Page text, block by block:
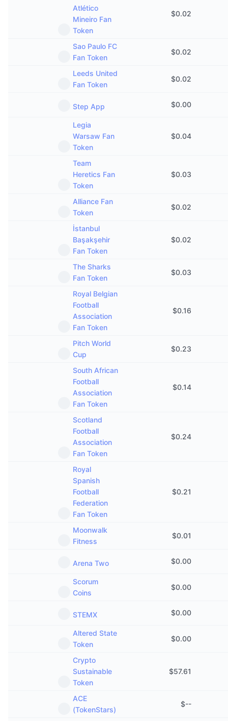
Atlético
Mineiro Fan
Token
$0.02
Sao Paulo FC
Fan Token
$0.02
Leeds United
Fan Token
$0.02
Step App $0.00
Legia
Warsaw Fan
Token
$0.04
Team
Heretics Fan
Token
$0.03
Alliance Fan
Token
$0.02
İstanbul
Başakşehir
Fan Token
$0.02
The Sharks
Fan Token
$0.03
Royal Belgian
Football
Association
Fan Token
$0.16
Pitch World
Cup
$0.23
South African
Football
Association
Fan Token
$0.14
Scotland
Football
Association
Fan Token
$0.24
Royal
Spanish
Football
Federation
Fan Token
$0.21
Moonwalk
Fitness
$0.01
Arena Two $0.00
Scorum
Coins
$0.00
STEMX $0.00
Altered State
Token
$0.00
Crypto
Sustainable
Token
$57.61
ACE
(TokenStars)
$--